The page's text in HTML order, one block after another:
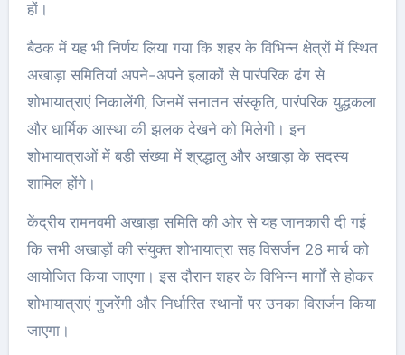
हों।
बैठक में यह भी निर्णय लिया गया कि शहर के विभिन्न क्षेत्रों में स्थित
अखाड़ा समितियां अपने-अपने इलाकों से पारंपरिक ढंग से
शोभायात्राएं निकालेंगी, जिनमें सनातन संस्कृति, पारंपरिक युद्धकला
और धार्मिक आस्था की झलक देखने को मिलेगी। इन
शोभायात्राओं में बड़ी संख्या में श्रद्धालु और अखाड़ा के सदस्य
शामिल होंगे।
केंद्रीय रामनवमी अखाड़ा समिति की ओर से यह जानकारी दी गई
कि सभी अखाड़ों की संयुक्त शोभायात्रा सह विसर्जन 28 मार्च को
आयोजित किया जाएगा। इस दौरान शहर के विभिन्न मार्गों से होकर
शोभायात्राएं गुजरेंगी और निर्धारित स्थानों पर उनका विसर्जन किया
जाएगा।